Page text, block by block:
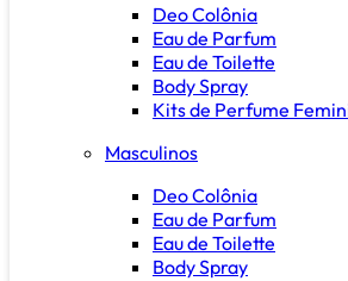
Deo Colônia
Eau de Parfum
Eau de Toilette
Body Spray
Kits de Perfume
Masculinos
Deo Colônia
Eau de Parfum
Eau de Toilette
Body Spray